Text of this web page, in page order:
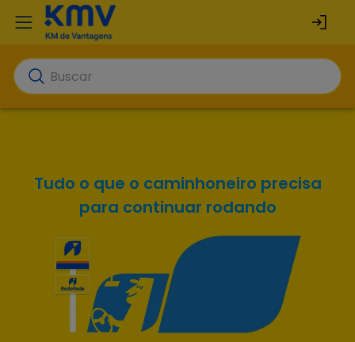
Tudo o que o caminhoneiro precisa
para continuar rodando